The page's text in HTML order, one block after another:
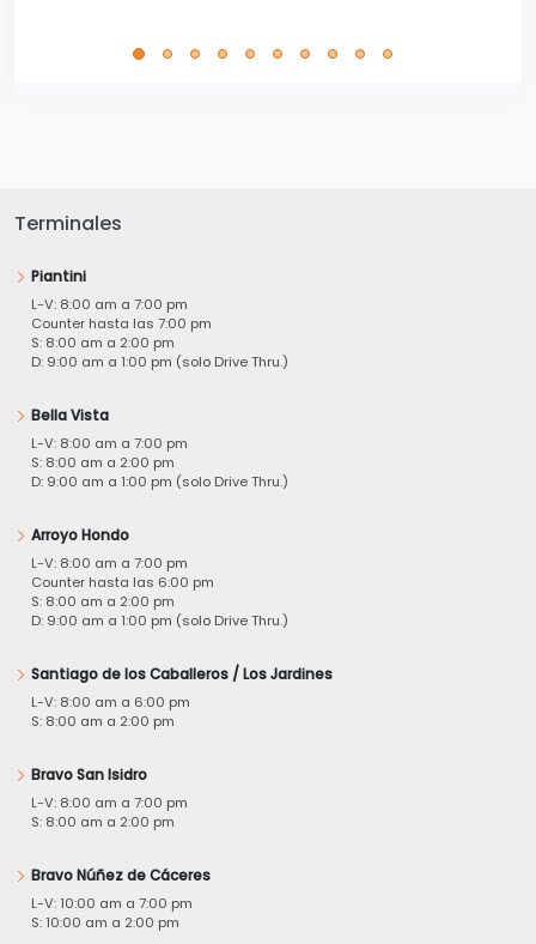
Terminales
Piantini
L-V: 8:00 am a 7:00 pm
Counter hasta las 7:00 pm
S: 8:00 am a 2:00 pm
D: 9:00 am a 1:00 pm (solo Drive Thru.)
Bella Vista
L-V: 8:00 am a 7:00 pm
S: 8:00 am a 2:00 pm
D: 9:00 am a 1:00 pm (solo Drive Thru.)
Arroyo Hondo
L-V: 8:00 am a 7:00 pm
Counter hasta las 6:00 pm
S: 8:00 am a 2:00 pm
D: 9:00 am a 1:00 pm (solo Drive Thru.)
Santiago de los Caballeros / Los Jardines
L-V: 8:00 am a 6:00 pm
S: 8:00 am a 2:00 pm
Bravo San Isidro
L-V: 8:00 am a 7:00 pm
S: 8:00 am a 2:00 pm
Bravo Núñez de Cáceres
L-V: 10:00 am a 7:00 pm
S: 10:00 am a 2:00 pm